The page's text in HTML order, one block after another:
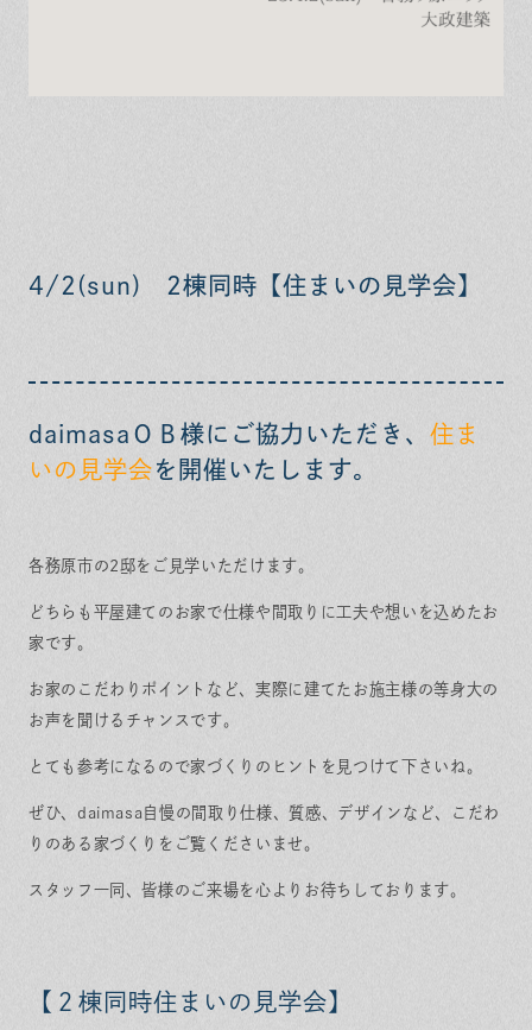
4/2(sun) 2棟同時【住まいの見学会】
daimasaＯＢ様にご協力いただき、住ま
いの見学会 を開催いたします。
各務原市の2邸をご見学いただけます。
どちらも平屋建てのお家で仕様や間取りに工夫や想いを込めたお
家です。
お家のこだわりポイントなど、実際に建てたお施主様の等身大の
お声を聞けるチャンスです。
とても参考になるので家づくりのヒントを見つけて下さいね。
ぜひ、daimasa自慢の間取り仕様、質感、デザインなど、こだわ
りのある家づくりをご覧くださいませ。
スタッフ一同、皆様のご来場を心よりお待ちしております。
【２棟同時住まいの見学会】